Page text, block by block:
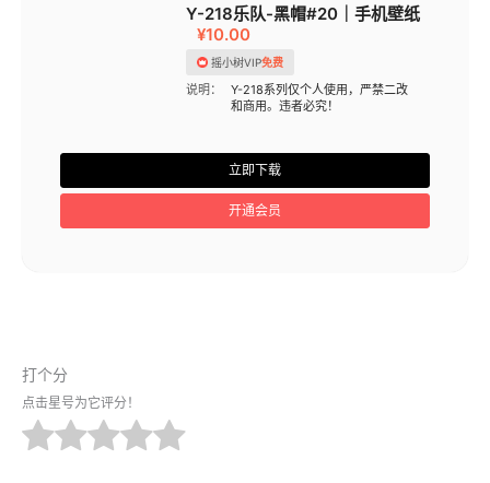
Y-218乐队-黑帽#20｜手机壁纸
¥10.00
摇小树VIP免费
说明：
Y-218系列仅个人使用，严禁二改
和商用。违者必究！
立即下载
开通会员
打个分
点击星号为它评分！